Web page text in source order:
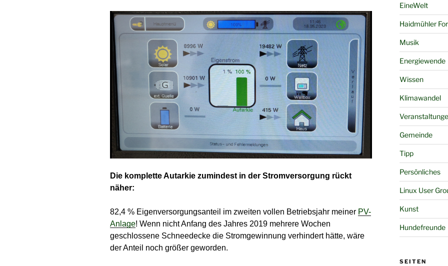
Die komplette Autarkie zumindest in der Stromversorgung rückt
näher:
82,4 % Eigenversorgungsanteil im zweiten vollen Betriebsjahr meiner PV-
Anlage! Wenn nicht Anfang des Jahres 2019 mehrere Wochen
geschlossene Schneedecke die Stromgewinnung verhindert hätte, wäre
der Anteil noch größer geworden.
EineWelt
Haidmühler
Musik
Energiewende
Wissen
Klimawandel
Gemeinde
Tipp
Persönliches
Linux User
Kunst
Hundefreunde
SEITEN